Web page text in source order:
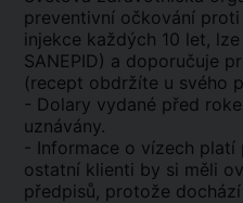
preventivní očkování
injekce každých 10 let,
SANEPID) a doporučuje
(recept obdržíte u svého
- Dolary vydané před
uznávány.
- Informace o vízech platí
ostatní klienti by si měli
předpisů, protože